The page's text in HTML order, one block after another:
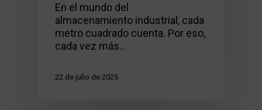
En el mundo del
almacenamiento industrial, cada
metro cuadrado cuenta. Por eso,
cada vez más…
22 de julio de 2025